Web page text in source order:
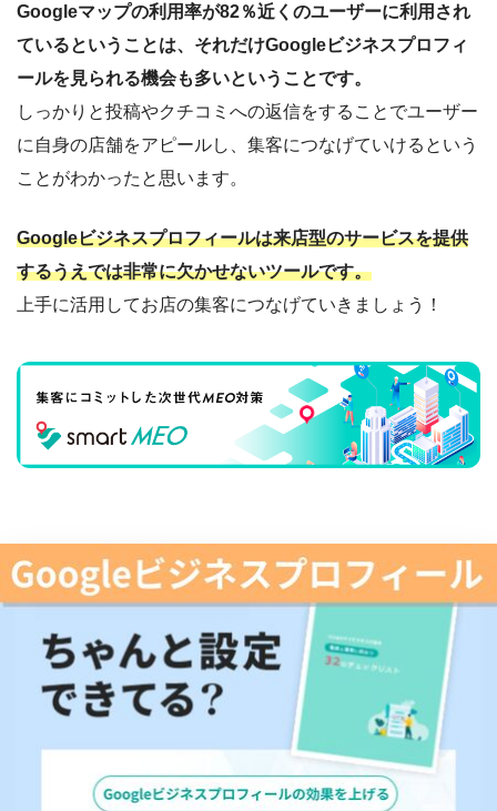
Googleマップの利用率が82％近くのユーザーに利用され
ているということは、それだけGoogleビジネスプロフィ
ールを見られる機会も多いということです。
しっかりと投稿やクチコミへの返信をすることでユーザー
に自身の店舗をアピールし、集客につなげていけるという
ことがわかったと思います。
Googleビジネスプロフィールは来店型のサービスを提供
するうえでは非常に欠かせないツールです。
上手に活用してお店の集客につなげていきましょう！